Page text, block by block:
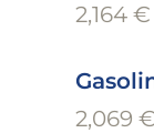
2,164 €
2,069 €